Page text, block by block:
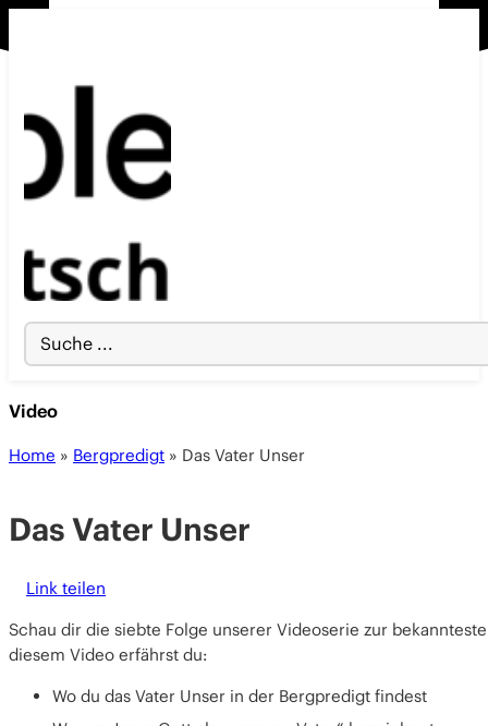
Search
...
Video
Home » Bergpredigt » Das Vater Unser
Das Vater Unser
Link teilen
Schau dir die siebte Folge unserer Videoserie zur
diesem Video erfährst du:
Wo du das Vater Unser in der Bergpredigt findest